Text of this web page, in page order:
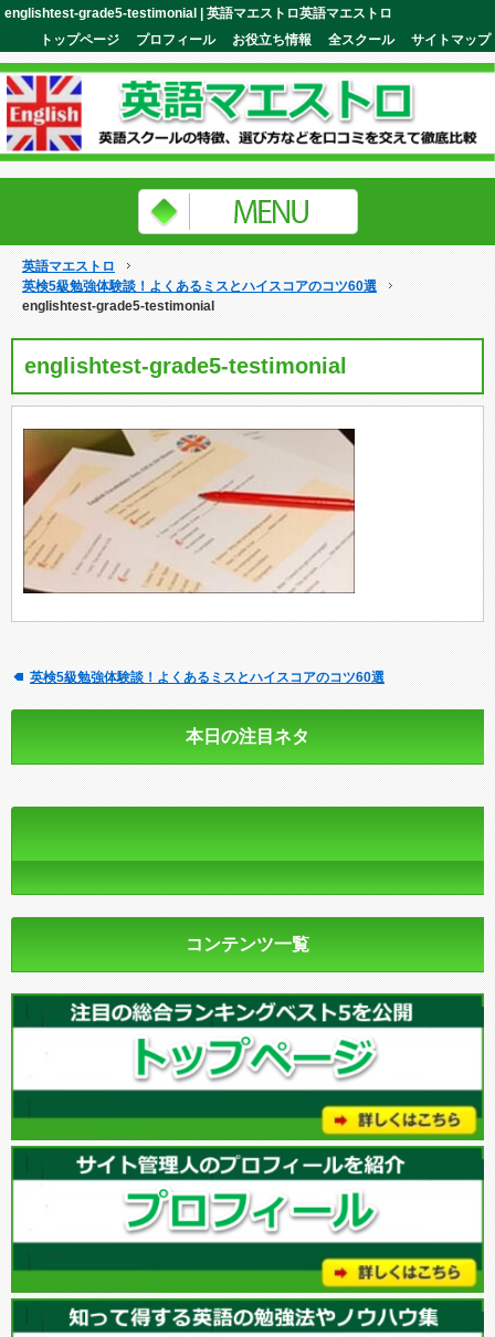
englishtest-grade5-testimonial | 英語マエストロ英語マエストロ
サイトマップ
全スクール
お役立ち情報
プロフィール
トップページ
英語マエストロ
英検5級勉強体験談！よくあるミスとハイスコアのコツ60選
englishtest-grade5-testimonial
englishtest-grade5-testimonial
英検5級勉強体験談！よくあるミスとハイスコアのコツ60選
本日の注目ネタ
コンテンツ一覧